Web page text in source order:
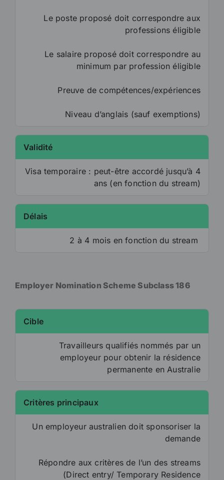
Le poste proposé doit correspondre aux
professions éligible
Le salaire proposé doit correspondre au
minimum par profession éligible
Preuve de compétences/expériences
Niveau d’anglais (sauf exemptions)
Validité
Visa temporaire : peut-être accordé jusqu’à 4
ans (en fonction du stream)
Délais
2 à 4 mois en fonction du stream
Employer Nomination Scheme Subclass 186
Cible
Travailleurs qualifiés nommés par un
employeur pour obtenir la résidence
permanente en Australie
Critères principaux
Un employeur australien doit sponsoriser la
demande
Répondre aux critères de l’un des streams
(Direct entry/ Temporary Residence